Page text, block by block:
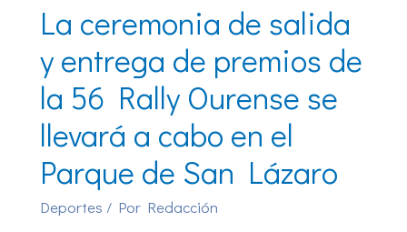
La ceremonia de salida
y entrega de premios de
la 56 Rally Ourense se
llevará a cabo en el
Parque de San Lázaro
Deportes / Por Redacción